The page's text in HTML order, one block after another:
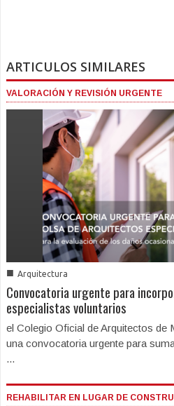
ARTICULOS SIMILARES
VALORACIÓN Y REVISIÓN URGENTE
■ Arquitectura
Convocatoria urgente para
especialistas voluntarios
el Colegio Oficial de Arquitectos de
una convocatoria urgente para
...
REHABILITAR EN LUGAR DE